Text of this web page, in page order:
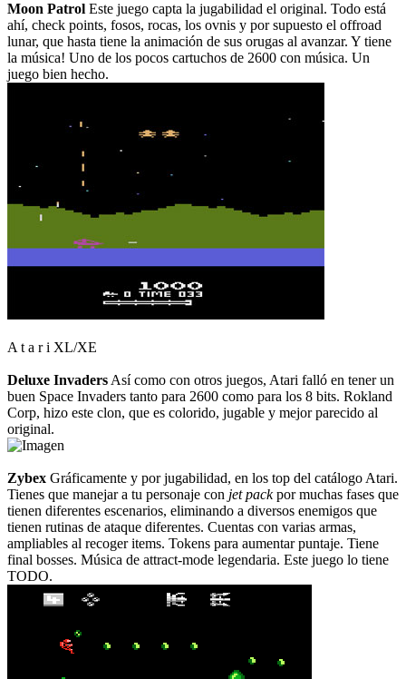
Moon Patrol Este juego capta la jugabilidad el original. Todo está
ahí, check points, fosos, rocas, los ovnis y por supuesto el offroad
lunar, que hasta tiene la animación de sus orugas al avanzar. Y tiene
la música! Uno de los pocos cartuchos de 2600 con música. Un
juego bien hecho.
A t a r i XL/XE
Deluxe Invaders Así como con otros juegos, Atari falló en tener un
buen Space Invaders tanto para 2600 como para los 8 bits. Rokland
Corp, hizo este clon, que es colorido, jugable y mejor parecido al
original.
Zybex Gráficamente y por jugabilidad, en los top del catálogo Atari.
Tienes que manejar a tu personaje con jet packpor muchas fases que
tienen diferentes escenarios, eliminando a diversos enemigos que
tienen rutinas de ataque diferentes. Cuentas con varias armas,
ampliables al recoger items. Tokens para aumentar puntaje. Tiene
final bosses. Música de attract-mode legendaria. Este juego lo tiene
TODO.